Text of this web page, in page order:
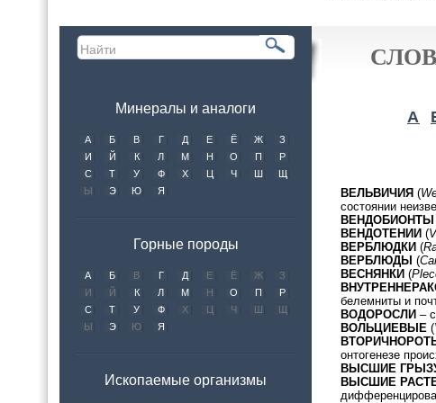
Минералы и аналоги
А Б В Г Д Е Ё Ж
З
И
Й К Л М Н О П
Р
С
Т У Ф Х Ц Ч Ш
Щ
Ы
Э Ю Я
Горные породы
А Б В Г Д Е Ё Ж
З
И
Й К Л М Н О П
Р
С
Т У Ф Х Ц Ч Ш
Щ
Ы
Э Ю Я
Ископаемые организмы
А
ВЕЛЬВИЧИЯ (
состоянии
ВЕНДОБИОНТЫ
ВЕНДОТЕНИИ (
ВЕРБЛЮДКИ (
ВЕРБЛЮДЫ (
ВЕСНЯНКИ (
белемниты и
ВОДОРОСЛИ –
ВОЛЬЦИЕВЫЕ (
онтогенезе
ВЫСШИЕ
ВЫСШИЕ